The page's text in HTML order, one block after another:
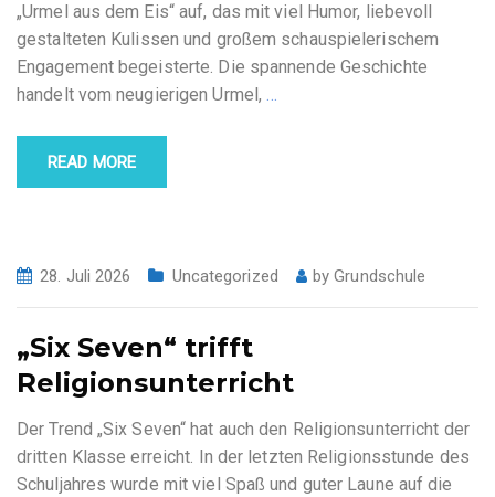
„Urmel aus dem Eis“ auf, das mit viel Humor, liebevoll
gestalteten Kulissen und großem schauspielerischem
Engagement begeisterte. Die spannende Geschichte
handelt vom neugierigen Urmel,…
READ MORE
28. Juli 2026 Uncategorized byGrundschule
„Six Seven“ trifft
Religionsunterricht
Der Trend „Six Seven“ hat auch den Religionsunterricht der
dritten Klasse erreicht. In der letzten Religionsstunde des
Schuljahres wurde mit viel Spaß und guter Laune auf die